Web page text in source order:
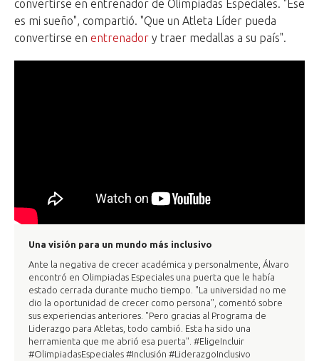
convertirse en entrenador de Olimpiadas Especiales. "Ese
es mi sueño", compartió. "Que un Atleta Líder pueda
convertirse en entrenador y traer medallas a su país".
Una visión para un mundo más inclusivo
Ante la negativa de crecer académica y personalmente, Álvaro
encontró en Olimpiadas Especiales una puerta que le había
estado cerrada durante mucho tiempo. "La universidad no me
dio la oportunidad de crecer como persona", comentó sobre
sus experiencias anteriores. "Pero gracias al Programa de
Liderazgo para Atletas, todo cambió. Esta ha sido una
herramienta que me abrió esa puerta". #EligeIncluir
#OlimpiadasEspeciales #Inclusión #LiderazgoInclusivo